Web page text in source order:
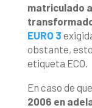
matriculado
EURO 3
obstante,
etiqueta ECO.
En caso de
2006 en